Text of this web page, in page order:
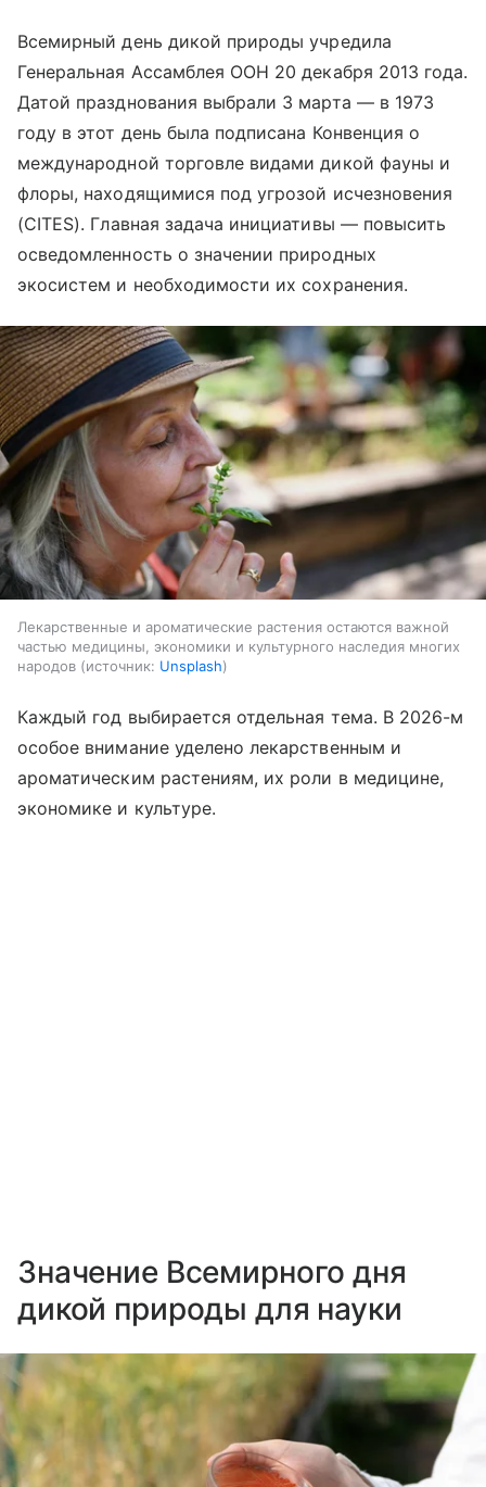
Всемирный день дикой природы учредила
Генеральная Ассамблея ООН 20 декабря 2013 года.
Датой празднования выбрали 3 марта — в 1973
году в этот день была подписана Конвенция о
международной торговле видами дикой фауны и
флоры, находящимися под угрозой исчезновения
(CITES). Главная задача инициативы — повысить
осведомленность о значении природных
экосистем и необходимости их сохранения.
Лекарственные и ароматические растения остаются важной
частью медицины, экономики и культурного наследия многих
народов
источник: Unsplash
Каждый год выбирается отдельная тема. В 2026-м
особое внимание уделено лекарственным и
ароматическим растениям, их роли в медицине,
экономике и культуре.
Значение Всемирного дня
дикой природы для науки